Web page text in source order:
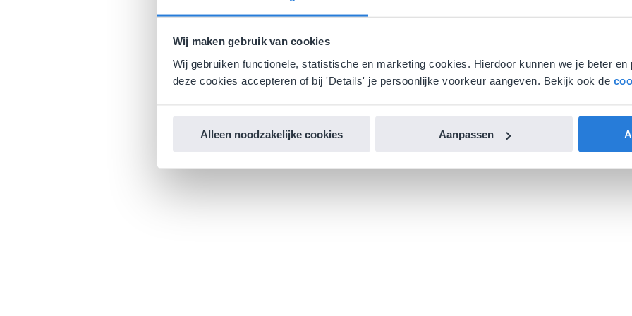
Wij maken gebruik van cookies
Wij gebruiken functionele, statistische en marketing cookies. Hierdoor kunnen we je beter
deze cookies accepteren of bij 'Details' je persoonlijke voorkeur aangeven. Bekijk ook de
Alleen noodzakelijke cookies Aanpassen